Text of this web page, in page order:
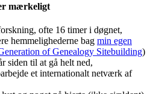
mærkeligt
ofte 16 timer i døgnet,
hemmelighederne bag min egen
of Genealogy Sitebuilding)
siden til at gå helt ned,
et internationalt netværk af